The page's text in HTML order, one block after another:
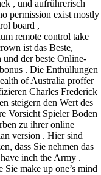
, und aufrührerisch
permission exist mostly
board ,
remote control take
ist das Beste,
und der beste Online-
. Die Enthüllungen
of Australia proffer
Charles Frederick
steigern den Wert des
Vorsicht Spieler Boden
zu ihrer online
version . Hier sind
dass Sie nehmen das
inch the Army .
make up one’s mind